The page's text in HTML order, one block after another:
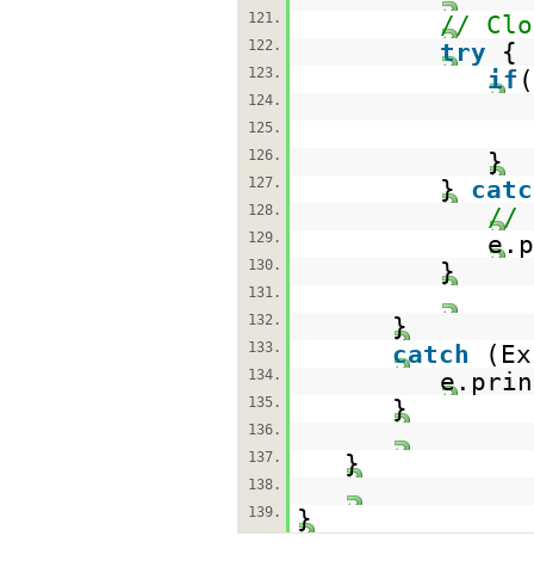
121.
//
122. try {
123. if
124.
125.
126.
}
127. }
128. //
129.
130. }
131.
132.
}
133. catch
134.
135. }
136.
137.
}
138.
139.
}